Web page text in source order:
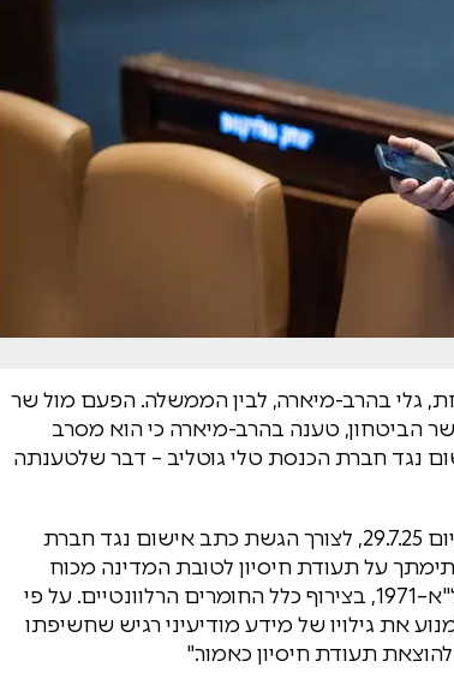
גלי בהרב-מיארה, לבין הממשלה. הפעם מול שר
הביטחון, טענה בהרב-מיארה כי הוא מסרב
נגד חברת הכנסת טלי גוטליב – דבר שלטענתה
בפתח מכתבה כתבה היועצת המכהנת בחותמת בג"ץ: "ביום 29.7.25, לצורך הגשת כתב אישום נגד חברת
על תעודת חיסיון לטובת המדינה מכוח
סמכותך לפי סעיף 44 לפקודת הראיות [נוסח חדש], התשל"א–1971, בצירוף כלל החומרים הרלוונטיים. על פי
את גילויו של מידע מודיעיני רגיש שחשיפתו
תעודת חיסיון כאמור."